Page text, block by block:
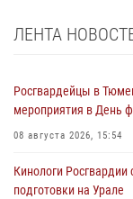
ЛЕНТА
Росгвардейцы в
мероприятия в День
08 августа 2026, 15:54
Кинологи Росгвардии
подготовки на Урале